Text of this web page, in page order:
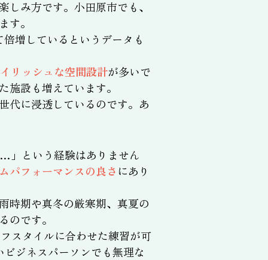
み方です。小田原市でも、
す。
増しているというデータも
リッシュな空間設計が多いで
設も増えています。
代に浸透しているのです。あ
」という経験はありません
パフォーマンスの良さ にあり
時期や真冬の厳寒期、真夏の
のです。
スタイルに合わせた練習が可
ジネスパーソンでも無理な